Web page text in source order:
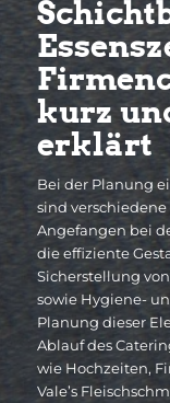
kurz
erklärt
Bei der Planung
sind
Angefangen bei
die effiziente
Sicherstellung
sowie Hygiene-
Planung dieser
Ablauf des
wie Hochzeiten,
Vale’s